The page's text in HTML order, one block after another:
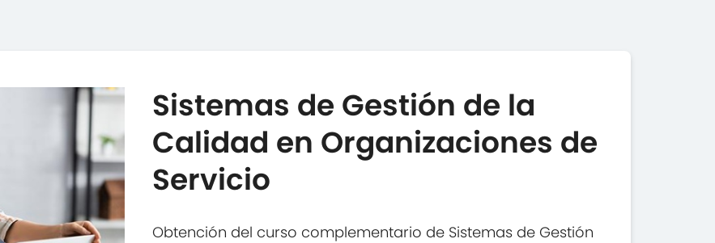
Sistemas de Gestión de la
Calidad en Organizaciones de
Servicio
Obtención del curso complementario de Sistemas de Gestión